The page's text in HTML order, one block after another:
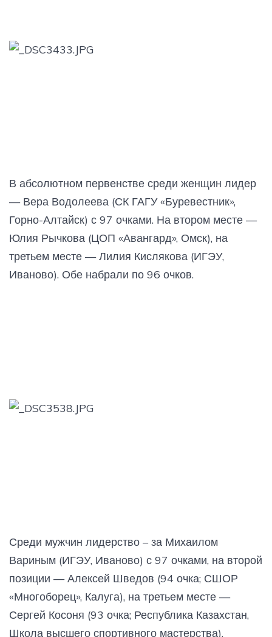
В абсолютном первенстве среди женщин лидер
— Вера Водолеева (СК ГАГУ «Буревестник»,
Горно-Алтайск) с 97 очками. На втором месте —
Юлия Рычкова (ЦОП «Авангард», Омск), на
третьем месте — Лилия Кислякова (ИГЭУ,
Иваново). Обе набрали по 96 очков.
Среди мужчин лидерство – за Михаилом
Вариным (ИГЭУ, Иваново) с 97 очками, на второй
позиции — Алексей Шведов (94 очка; СШОР
«Многоборец», Калуга), на третьем месте —
Сергей Косоня (93 очка; Республика Казахстан,
Школа высшего спортивного мастерства).